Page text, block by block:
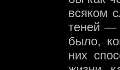
всяком
теней —
было,
них